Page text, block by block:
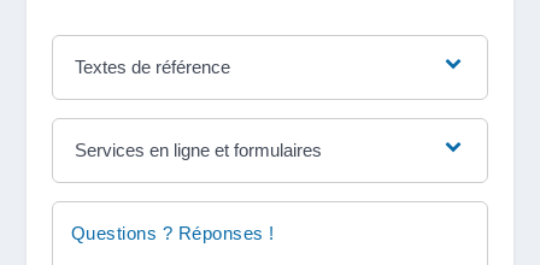
Textes de référence
Services en ligne et formulaires
Questions ? Réponses !